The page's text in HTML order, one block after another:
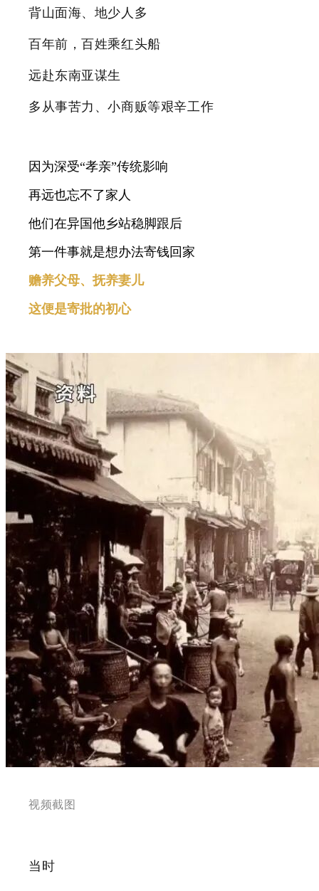
背山面海、地少人多
百年前，百姓乘红头船
远赴东南亚谋生
多从事苦力、小商贩等艰辛工作
因为深受“孝亲”传统影响
再远也忘不了家人
他们在异国他乡站稳脚跟后
第一件事就是想办法寄钱回家
赡养父母、抚养妻儿
这便是寄批的初心
视频截图
当时